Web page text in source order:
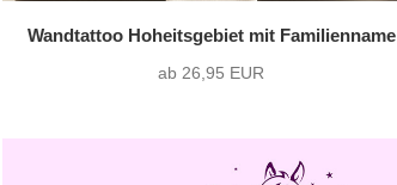
Wandtattoo Hoheitsgebiet mit Familienname
ab 26,95 EUR